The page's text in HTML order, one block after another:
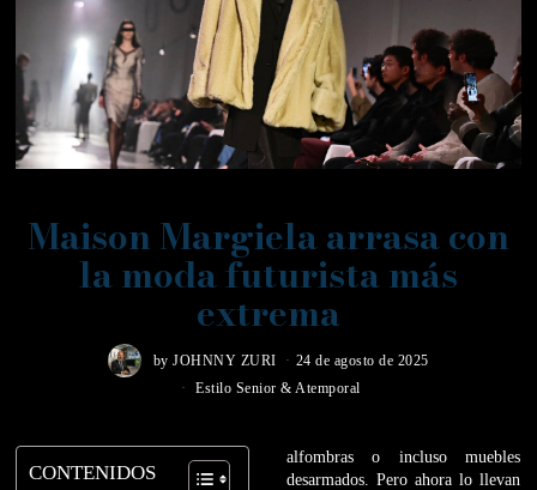
Maison Margiela arrasa con
la moda futurista más
extrema
byJOHNNY ZURI
24 de agosto de 2025
Estilo Senior & Atemporal
CONTENIDOS
alfombras o incluso muebles
desarmados. Pero ahora lo llevan